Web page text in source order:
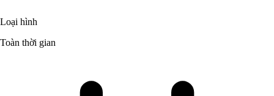
Loại hình
Toàn thời gian